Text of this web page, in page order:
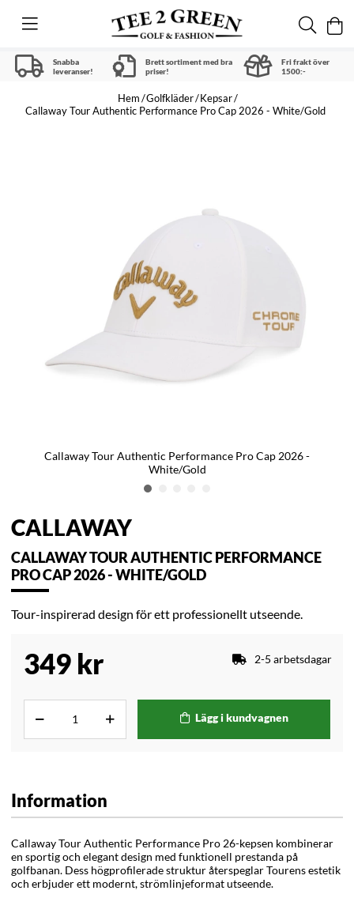
Snabba
leveranser!
Brett sortiment med bra
priser!
Fri frakt över
1500:-
Hem Golfkläder Kepsar
Callaway Tour Authentic Performance Pro Cap 2026 - White/Gold
Callaway Tour Authentic Performance Pro Cap 2026 -
White/Gold
CALLAWAY
CALLAWAY TOUR AUTHENTIC PERFORMANCE
PRO CAP 2026 - WHITE/GOLD
Tour-inspirerad design för ett professionellt utseende.
349 kr 2-5 arbetsdagar
Lägg i kundvagnen
Information
Callaway Tour Authentic Performance Pro 26-kepsen kombinerar
en sportig och elegant design med funktionell prestanda på
golfbanan. Dess högprofilerade struktur återspeglar Tourens estetik
och erbjuder ett modernt, strömlinjeformat utseende.